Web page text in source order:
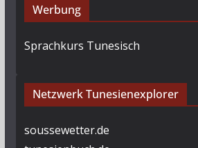
Werbung
Sprachkurs Tunesisch
Netzwerk Tunesienexplorer
soussewetter.de